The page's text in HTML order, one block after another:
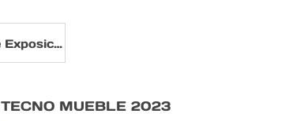
Noticias de Exposiciones
MUEBLE 2023